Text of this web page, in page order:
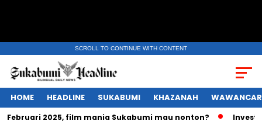
SCROLL TO CONTINUE WITH CONTENT
HOME HEADLINE SUKABUMI KHAZANAH
2025, film mania Sukabumi mau nonton?